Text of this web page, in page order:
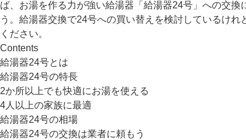
ば、お湯を作る力が強い給湯器「給湯器24号」への交
う。給湯器交換で24号への買い替えを検討しているけ
ください。
Contents
給湯器24号とは
給湯器24号の特長
2か所以上でも快適にお湯を使える
4人以上の家族に最適
給湯器24号の相場
給湯器24号の交換は業者に頼もう